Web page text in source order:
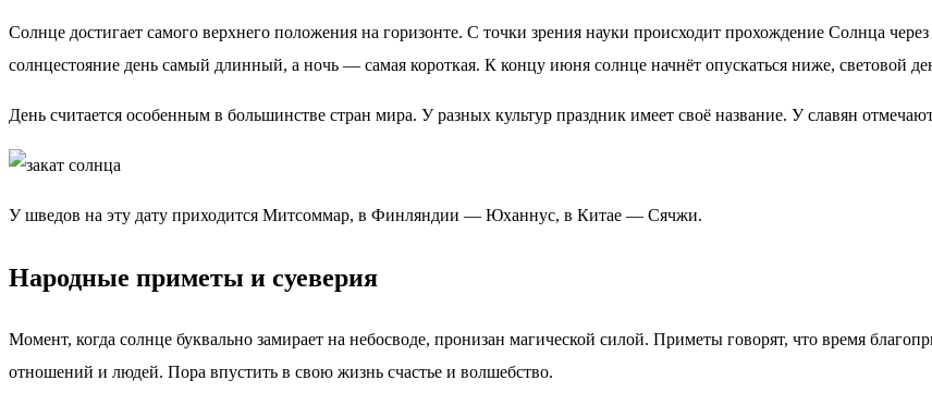
Солнце достигает самого верхнего положения на горизонте. С точки зрения науки происходит прохождение Солнца
солнцестояние день самый длинный, а ночь — самая короткая. К концу июня солнце начнёт опускаться ниже, световой
День считается особенным в большинстве стран мира. У разных культур праздник имеет своё название. У славян
У шведов на эту дату приходится Митсоммар, в Финляндии — Юханнус, в Китае — Сячжи.
Народные приметы и суеверия
Момент, когда солнце буквально замирает на небосводе, пронизан магической силой. Приметы говорят, что время
отношений и людей. Пора впустить в свою жизнь счастье и волшебство.